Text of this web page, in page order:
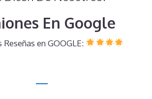
En Google
en GOOGLE: